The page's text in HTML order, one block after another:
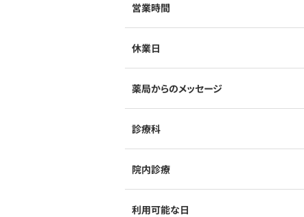
営業時間
休業日
薬局からのメッセージ
診療科
院内診療
利用可能な日